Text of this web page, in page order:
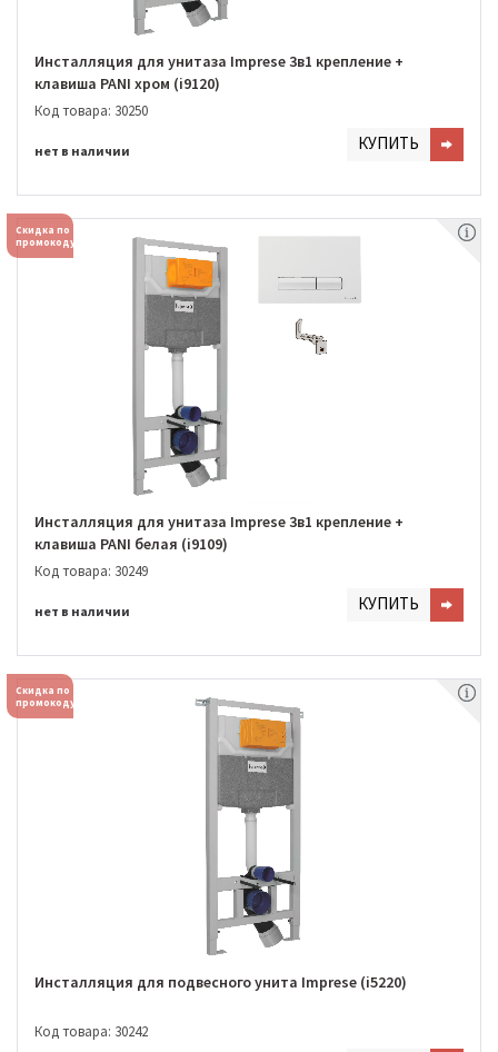
Инсталляция для унитаза Imprese 3в1 крепление +
клавиша PANI хром (i9120)
Код товара: 30250
нет в наличии КУПИТЬ
Скидка по
промокоду
Инсталляция для унитаза Imprese 3в1 крепление +
клавиша PANI белая (i9109)
Код товара: 30249
нет в наличии КУПИТЬ
Скидка по
промокоду
Инсталляция для подвесного унита Imprese (i5220)
Код товара: 30242